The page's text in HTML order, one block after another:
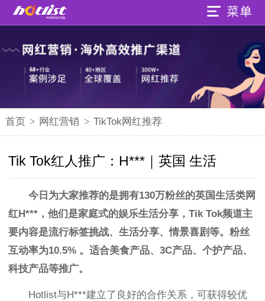
首页 > 网红营销 > TikTok网红推荐
Tik Tok红人推广：H***｜英国 生活
今日为大家推荐的是拥有130万粉丝的英国生活类网
红H***，他们是家庭式的娱乐生活分享，Tik Tok频道主
要内容是流行标签挑战、生活分享、情景喜剧等。粉丝
互动率为10.5% 。 适合美食产品、 3C产品、个护产品、
科技产品等推广。
Hotlist与H***建立了良好的合作关系，可获得较优